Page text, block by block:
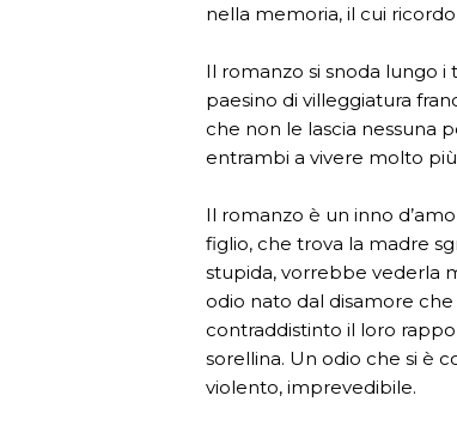
nella memoria, il cui
Il romanzo si snoda lungo i
paesino di villeggiatura
che non le lascia nessuna
entrambi a vivere molto
Il romanzo è un inno
figlio, che trova la madre
stupida, vorrebbe vederla
odio nato dal disamore
contraddistinto il loro
sorellina. Un odio che si è
violento, imprevedibile.